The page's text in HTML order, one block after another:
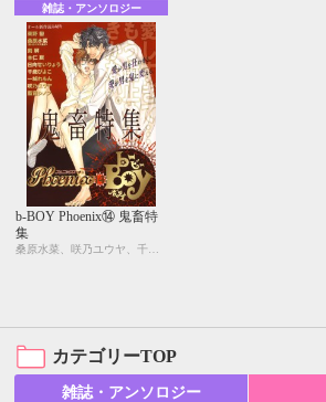
雑誌・アンソロジー
b-BOY Phoenix⑭ 鬼畜特
集
カテゴリーTOP
雑誌・アンソロジー